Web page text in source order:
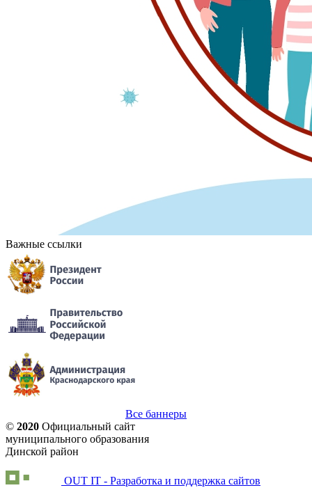
Важные ссылки
Все баннеры
© 2020 Официальный сайт
муниципального образования
Динской район
OUT IT - Разработка и поддержка сайтов